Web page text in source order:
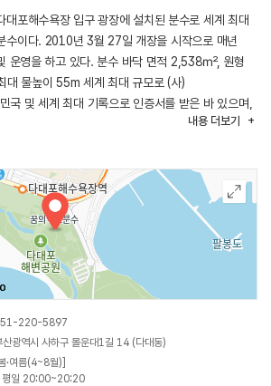
대포해수욕장 입구 광장에 설치된 분수로 세계 최대
수이다. 2010년 3월 27일 개장을 시작으로 매년
운영을 하고 있다. 분수 바닥 면적 2,538㎡, 원형
물높이 55m 세계 최대 규모로 (사)
국 및 세계 최대 기록으로 인증서를 받은 바 있으며,
드레코드에 ‘세계최대 바닥분수’로 등재되었다.
하게 연출이 가능하다. 또한, 가요, 팝송, 클래식 등
과 함께 선보인다. 무엇보다도 특별한 사연이나
메시지를 미리 신청해 놓으면 분수 쇼가 진행되는
도 한다. 이곳을 찾은 사람들이 직접 참여하여 좀 더
별, 테마별 다양한 프로그램을 마련했다. 화려한
보는 것만으로도 좋은 볼거리가 되지만, 많은
프로그램을 통해 분수 쇼와 더불어 좋은 추억거리가
내용 더보기
220-5897
산광역시 사하구 몰운대1길 14 (다대동)
·여름(4~8월)]
일 20:00~20:20